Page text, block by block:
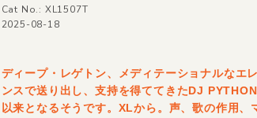
Cat No.: XL1507T
2025-08-18
ディープ・レゲトン、メディテーショナルなエ
ンスで送り出し、支持を得ててきたDJ
以来となるそうです。XLから。声、歌の作用